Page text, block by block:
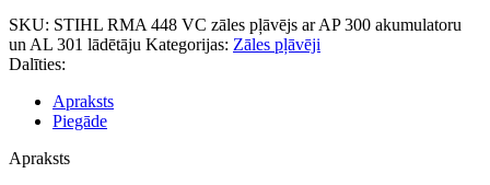
SKU: STIHL RMA 448 VC zāles pļāvējs ar AP 300 akumulatoru
un AL 301 lādētāju Kategorijas: Zāles pļāvēji
Dalīties:
Apraksts
Piegāde
Apraksts